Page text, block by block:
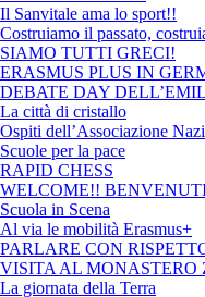
Il Sanvitale ama lo sport!!
Costruiamo il passato,
SIAMO TUTTI GRECI!
ERASMUS PLUS IN
DEBATE DAY
La città di cristallo
Ospiti dell’Associazione
Scuole per la pace
RAPID CHESS
WELCOME!!
Scuola in Scena
Al via le mobilità Erasmus+
PARLARE CON
VISITA AL MONASTERO
La giornata della Terra